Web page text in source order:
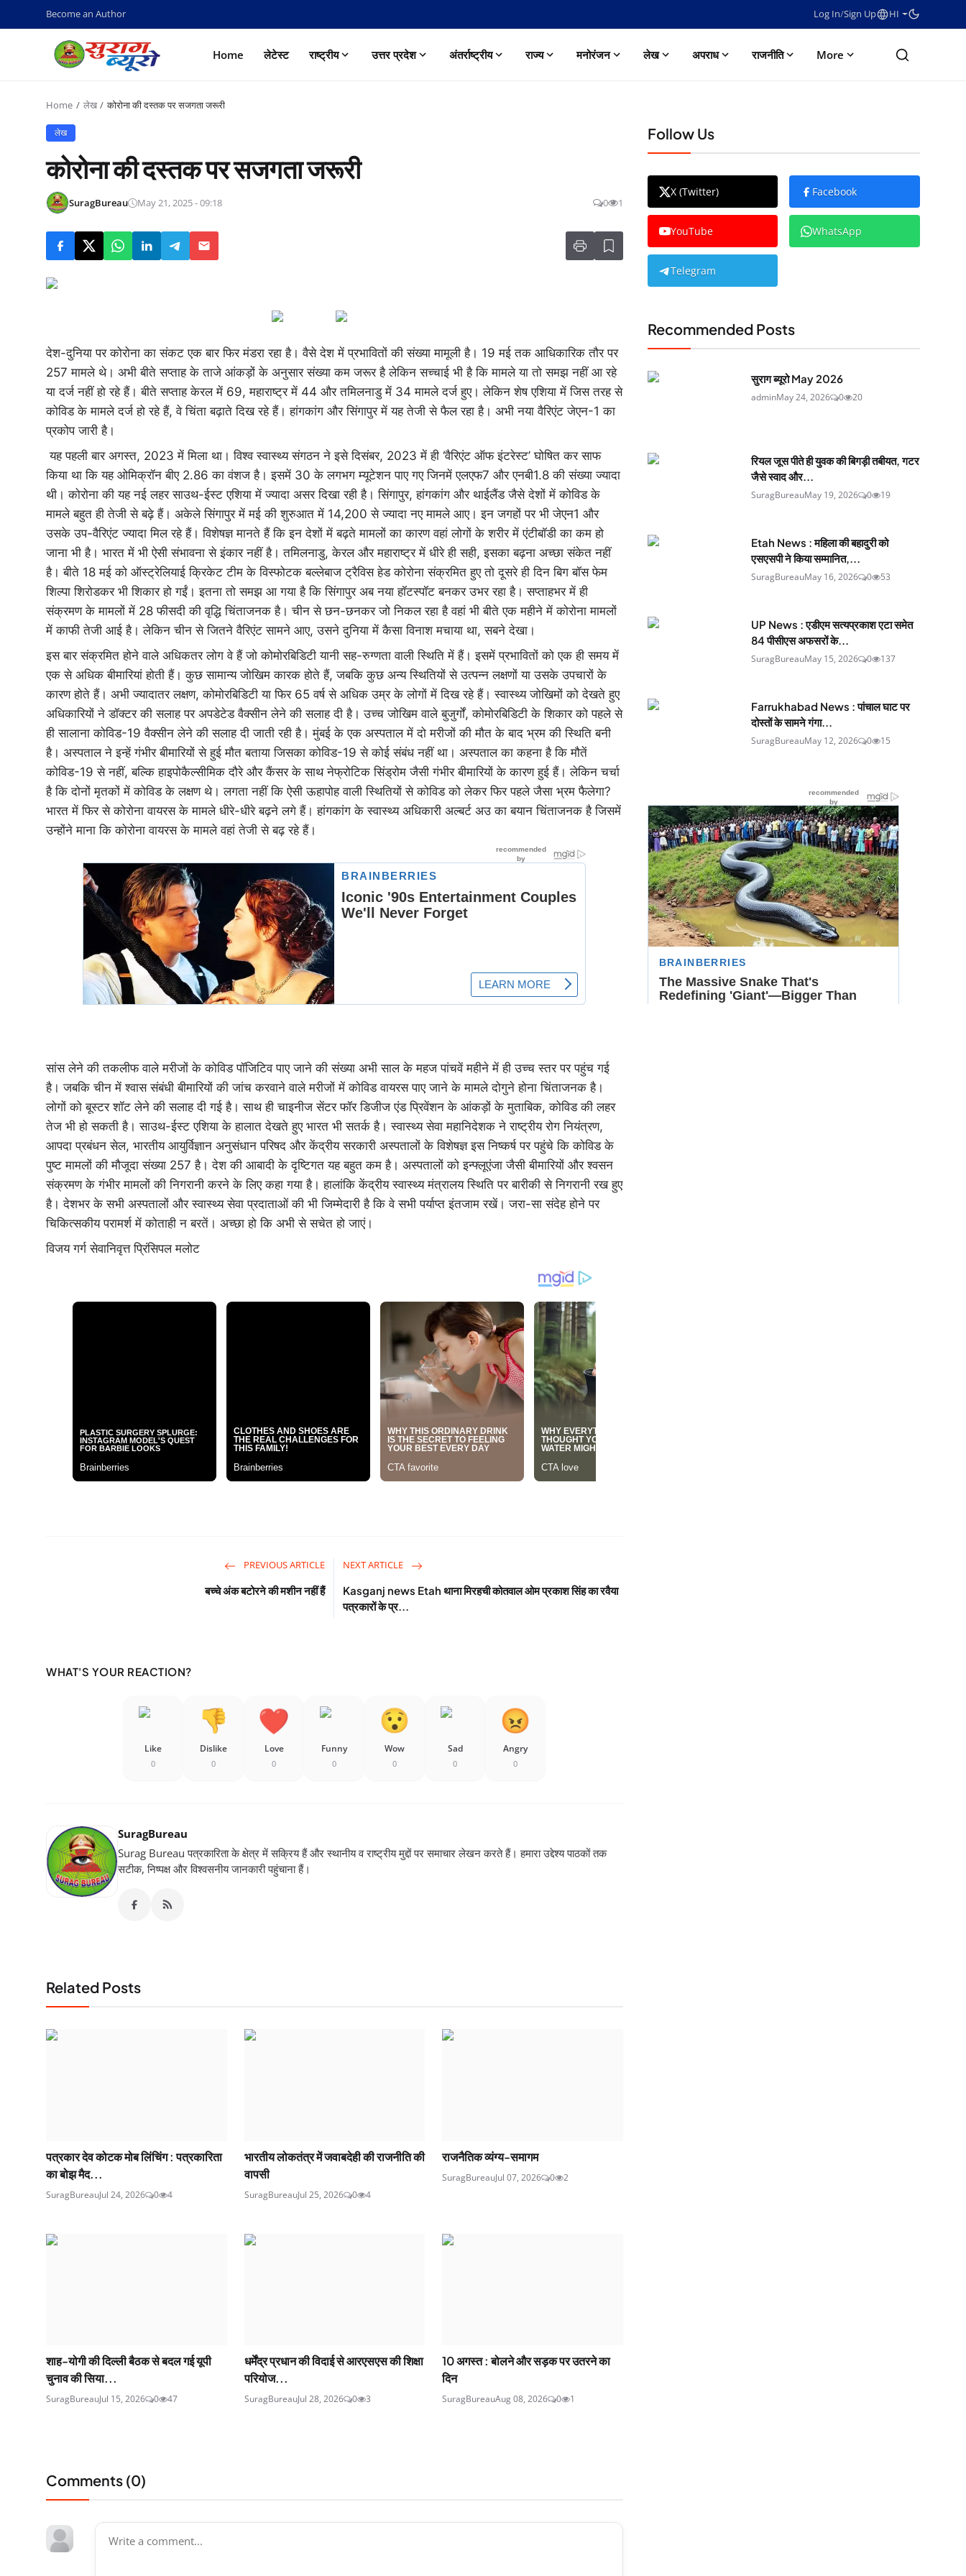
Become an Author Log In/Sign Up HI
Home लेटेस्ट राष्ट्रीय उत्तर प्रदेश अंतर्राष्ट्रीय राज्य मनोरंजन लेख अपराध राजनीति More
Home लेख कोरोना की दस्तक पर सजगता जरूरी
लेख
कोरोना की दस्तक पर सजगता जरूरी
SuragBureau May 21, 2025 - 09:18 0 1
देश-दुनिया पर कोरोना का संकट एक बार फिर मंडरा रहा है। वैसे देश में प्रभावितों की संख्या मामूली है। 19 मई तक आधिकारिक तौर पर
257 मामले थे। अभी बीते सप्ताह के ताजे आंकड़ों के अनुसार संख्या कम जरूर है लेकिन सच्चाई भी है कि मामले या तो समझ नहीं आ रहे
या दर्ज नहीं हो रहे हैं। बीते सप्ताह केरल में 69, महाराष्ट्र में 44 और तमिलनाडु में 34 मामले दर्ज हुए। लेकिन शेष एशिया में जिस तरह से
कोविड के मामले दर्ज हो रहे हैं, वे चिंता बढ़ाते दिख रहे हैं। हांगकांग और सिंगापुर में यह तेजी से फैल रहा है। अभी नया वैरिएंट जेएन-1 का
प्रकोप जारी है।
यह पहली बार अगस्त, 2023 में मिला था। विश्व स्वास्थ्य संगठन ने इसे दिसंबर, 2023 में ही ‘वैरिएंट ऑफ इंटरेस्ट’ घोषित कर साफ
किया था कि यह ओमिक्रॉन बीए 2.86 का वंशज है। इसमें 30 के लगभग म्यूटेशन पाए गए जिनमें एलएफ7 और एनबी1.8 की संख्या ज्यादा
थी। कोरोना की यह नई लहर साउथ-ईस्ट एशिया में ज्यादा असर दिखा रही है। सिंगापुर, हांगकांग और थाईलैंड जैसे देशों में कोविड के
मामले बहुत ही तेजी से बढ़े हैं। अकेले सिंगापुर में मई की शुरुआत में 14,200 से ज्यादा नए मामले आए। इन जगहों पर भी जेएन1 और
उसके उप-वैरिएंट ज्यादा मिल रहे हैं। विशेषज्ञ मानते हैं कि इन देशों में बढ़ते मामलों का कारण वहां लोगों के शरीर में एंटीबॉडी का कम हो
जाना भी है। भारत में भी ऐसी संभावना से इंकार नहीं है। तमिलनाडु, केरल और महाराष्ट्र में धीरे ही सही, इसका बढ़ना अच्छा संकेत नहीं
है। बीते 18 मई को ऑस्ट्रेलियाई क्रिकेट टीम के विस्फोटक बल्लेबाज ट्रैविस हेड कोरोना संक्रमित हुए तो दूसरे ही दिन बिग बॉस फेम
शिल्पा शिरोडकर भी शिकार हो गईं। इतना तो समझ आ गया है कि सिंगापुर अब नया हॉटस्पॉट बनकर उभर रहा है। सप्ताहभर में ही
संक्रमण के मामलों में 28 फीसदी की वृद्धि चिंताजनक है। चीन से छन-छनकर जो निकल रहा है वहां भी बीते एक महीने में कोरोना मामलों
में काफी तेजी आई है। लेकिन चीन से जितने वैरिएंट सामने आए, उसने दुनिया में कैसा विनाश मचाया था, सबने देखा।
इस बार संक्रमित होने वाले अधिकतर लोग वे हैं जो कोमोरबिडिटी यानी सह-रुग्णता वाली स्थिति में हैं। इसमें प्रभावितों को एक ही समय में
एक से अधिक बीमारियां होती हैं। कुछ सामान्य जोखिम कारक होते हैं, जबकि कुछ अन्य स्थितियों से उत्पन्न लक्षणों या उसके उपचारों के
कारण होते हैं। अभी ज्यादातर लक्षण, कोमोरबिडिटी या फिर 65 वर्ष से अधिक उम्र के लोगों में दिख रहे हैं। स्वास्थ्य जोखिमों को देखते हुए
अधिकारियों ने डॉक्टर की सलाह पर अपडेटेड वैक्सीन लेने की सलाह दी है। उच्च जोखिम वाले बुजुर्गों, कोमोरबिडिटी के शिकार को पहले से
ही सालाना कोविड-19 वैक्सीन लेने की सलाह दी जाती रही है। मुंबई के एक अस्पताल में दो मरीजों की मौत के बाद भ्रम की स्थिति बनी
है। अस्पताल ने इन्हें गंभीर बीमारियों से हुई मौत बताया जिसका कोविड-19 से कोई संबंध नहीं था। अस्पताल का कहना है कि मौतें
कोविड-19 से नहीं, बल्कि हाइपोकैल्सीमिक दौरे और कैंसर के साथ नेफ्रोटिक सिंड्रोम जैसी गंभीर बीमारियों के कारण हुई हैं। लेकिन चर्चा
है कि दोनों मृतकों में कोविड के लक्षण थे। लगता नहीं कि ऐसी ऊहापोह वाली स्थितियों से कोविड को लेकर फिर पहले जैसा भ्रम फैलेगा?
भारत में फिर से कोरोना वायरस के मामले धीरे-धीरे बढ़ने लगे हैं। हांगकांग के स्वास्थ्य अधिकारी अल्बर्ट अउ का बयान चिंताजनक है जिसमें
उन्होंने माना कि कोरोना वायरस के मामले वहां तेजी से बढ़ रहे हैं।
सांस लेने की तकलीफ वाले मरीजों के कोविड पॉजिटिव पाए जाने की संख्या अभी साल के महज पांचवें महीने में ही उच्च स्तर पर पहुंच गई
है। जबकि चीन में श्वास संबंधी बीमारियों की जांच करवाने वाले मरीजों में कोविड वायरस पाए जाने के मामले दोगुने होना चिंताजनक है।
लोगों को बूस्टर शॉट लेने की सलाह दी गई है। साथ ही चाइनीज सेंटर फॉर डिजीज एंड प्रिवेंशन के आंकड़ों के मुताबिक, कोविड की लहर
तेज भी हो सकती है। साउथ-ईस्ट एशिया के हालात देखते हुए भारत भी सतर्क है। स्वास्थ्य सेवा महानिदेशक ने राष्ट्रीय रोग नियंत्रण,
आपदा प्रबंधन सेल, भारतीय आयुर्विज्ञान अनुसंधान परिषद और केंद्रीय सरकारी अस्पतालों के विशेषज्ञ इस निष्कर्ष पर पहुंचे कि कोविड के
पुष्ट मामलों की मौजूदा संख्या 257 है। देश की आबादी के दृष्टिगत यह बहुत कम है। अस्पतालों को इन्फ्लूएंजा जैसी बीमारियों और श्वसन
संक्रमण के गंभीर मामलों की निगरानी करने के लिए कहा गया है। हालांकि केंद्रीय स्वास्थ्य मंत्रालय स्थिति पर बारीकी से निगरानी रख हुए
है। देशभर के सभी अस्पतालों और स्वास्थ्य सेवा प्रदाताओं की भी जिम्मेदारी है कि वे सभी पर्याप्त इंतजाम रखें। जरा-सा संदेह होने पर
चिकित्सकीय परामर्श में कोताही न बरतें। अच्छा हो कि अभी से सचेत हो जाएं।
विजय गर्ग सेवानिवृत्त प्रिंसिपल मलोट
PREVIOUS ARTICLE
बच्चे अंक बटोरने की मशीन नहीं हैं
NEXT ARTICLE
Kasganj news Etah थाना मिरहची कोतवाल ओम प्रकाश सिंह का रवैया
पत्रकारों के प्र...
WHAT'S YOUR REACTION?
Like
0
Dislike
0
Love
0
Funny
0
Wow
0
Sad
0
Angry
0
SuragBureau
Surag Bureau पत्रकारिता के क्षेत्र में सक्रिय हैं और स्थानीय व राष्ट्रीय मुद्दों पर समाचार लेखन करते हैं। हमारा उद्देश्य पाठकों तक
सटीक, निष्पक्ष और विश्वसनीय जानकारी पहुंचाना हैं।
Related Posts
पत्रकार देव कोटक मोब लिंचिंग : पत्रकारिता
का बोझ मैद...
SuragBureauJul 24, 2026 0 4
भारतीय लोकतंत्र में जवाबदेही की राजनीति की
वापसी
SuragBureauJul 25, 2026 0 4
राजनैतिक व्यंग्य-समागम
SuragBureauJul 07, 2026 0 2
शाह-योगी की दिल्ली बैठक से बदल गई यूपी
चुनाव की सिया...
SuragBureauJul 15, 2026 0 47
धर्मेंद्र प्रधान की विदाई से आरएसएस की शिक्षा
परियोज...
SuragBureauJul 28, 2026 0 3
10 अगस्त : बोलने और सड़क पर उतरने का
दिन
SuragBureauAug 08, 2026 0 1
Comments (0)
Follow Us
X (Twitter) Facebook
YouTube WhatsApp
Telegram
Recommended Posts
सुराग ब्यूरो May 2026
adminMay 24, 2026 0 20
रियल जूस पीते ही युवक की बिगड़ी तबीयत, गटर
जैसे स्वाद और...
SuragBureauMay 19, 2026 0 19
Etah News : महिला की बहादुरी को
एसएसपी ने किया सम्मानित,...
SuragBureauMay 16, 2026 0 53
UP News : एडीएम सत्यप्रकाश एटा समेत
84 पीसीएस अफसरों के...
SuragBureauMay 15, 2026 0 137
Farrukhabad News : पांचाल घाट पर
दोस्तों के सामने गंगा...
SuragBureauMay 12, 2026 0 15